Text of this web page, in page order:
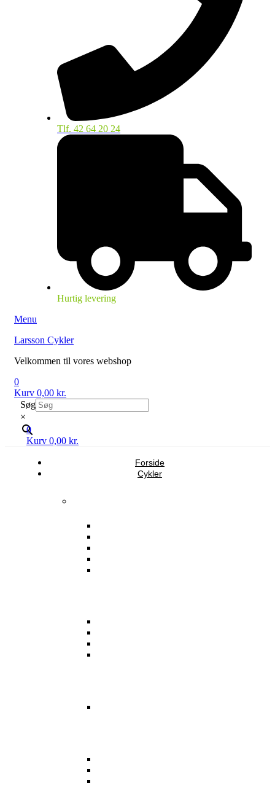
Tlf. 42 64 20 24
Hurtig levering
Menu
Larsson Cykler
Velkommen til vores webshop
0
Kurv 0,00 kr.
Søg
×
0
Kurv 0,00 kr.
Forside
Cykler